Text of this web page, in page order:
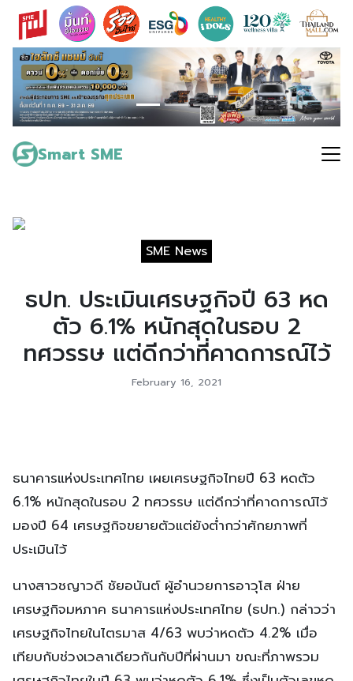
Skip
content
Smart SME
Search
for:
SME News
ธปท. ประเมินเศรษฐกิจปี 63 หด
ตัว 6.1% หนักสุดในรอบ 2
ทศวรรษ แต่ดีกว่าที่คาดการณ์ไว้
February 16, 2021
ธนาคารแห่งประเทศไทย เผยเศรษฐกิจไทยปี 63 หดตัว
6.1% หนักสุดในรอบ 2 ทศวรรษ แต่ดีกว่าที่คาดการณ์ไว้
มองปี 64 เศรษฐกิจขยายตัวแต่ยังต่ำกว่าศักยภาพที่
ประเมินไว้
นางสาวชญาวดี ชัยอนันต์ ผู้อำนวยการอาวุโส ฝ่าย
เศรษฐกิจมหภาค ธนาคารแห่งประเทศไทย (ธปท.) กล่าวว่า
เศรษฐกิจไทยในไตรมาส 4/63 พบว่าหดตัว 4.2% เมื่อ
เทียบกับช่วงเวลาเดียวกันกับปีที่ผ่านมา ขณะที่ภาพรวม